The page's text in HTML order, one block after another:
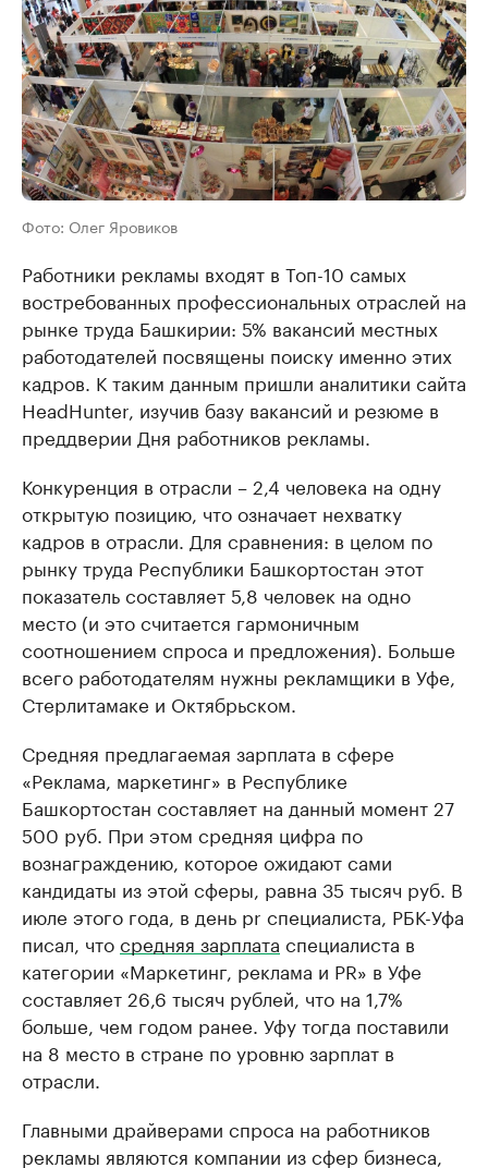
Фото: Олег Яровиков
Работники рекламы входят в Топ-10 самых
востребованных профессиональных отраслей на
рынке труда Башкирии: 5% вакансий местных
работодателей посвящены поиску именно этих
кадров. К таким данным пришли аналитики сайта
HeadHunter, изучив базу вакансий и резюме в
преддверии Дня работников рекламы.
Конкуренция в отрасли – 2,4 человека на одну
открытую позицию, что означает нехватку
кадров в отрасли. Для сравнения: в целом по
рынку труда Республики Башкортостан этот
показатель составляет 5,8 человек на одно
место (и это считается гармоничным
соотношением спроса и предложения). Больше
всего работодателям нужны рекламщики в Уфе,
Стерлитамаке и Октябрьском.
Средняя предлагаемая зарплата в сфере
«Реклама, маркетинг» в Республике
Башкортостан составляет на данный момент 27
500 руб. При этом средняя цифра по
вознаграждению, которое ожидают сами
кандидаты из этой сферы, равна 35 тысяч руб. В
июле этого года, в день pr специалиста, РБК-Уфа
писал, чтосредняя зарплата специалиста в
категории «Маркетинг, реклама и PR» в Уфе
составляет 26,6 тысяч рублей, что на 1,7%
больше, чем годом ранее. Уфу тогда поставили
на 8 место в стране по уровню зарплат в
отрасли.
Главными драйверами спроса на работников
рекламы являются компании из сфер бизнеса,